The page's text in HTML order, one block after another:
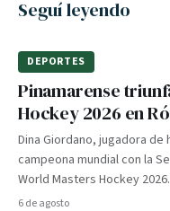
Seguí leyendo
DEPORTES
Pinamarense
Hockey 2026 en
Dina Giordano, jugadora
campeona mundial con la
World Masters Hockey 2026.
6 de agosto